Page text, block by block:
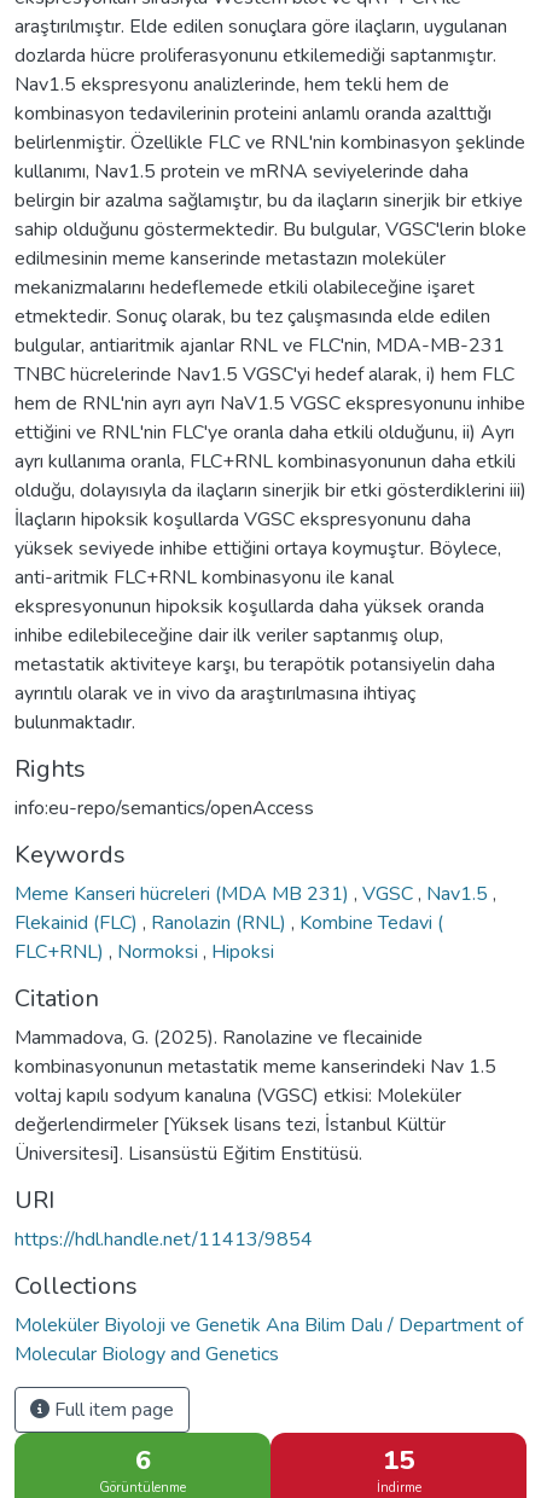
araştırılmıştır. Elde edilen sonuçlara göre ilaçların, uygulanan
dozlarda hücre proliferasyonunu etkilemediği saptanmıştır.
Nav1.5 ekspresyonu analizlerinde, hem tekli hem de
kombinasyon tedavilerinin proteini anlamlı oranda azalttığı
belirlenmiştir. Özellikle FLC ve RNL'nin kombinasyon şeklinde
kullanımı, Nav1.5 protein ve mRNA seviyelerinde daha
belirgin bir azalma sağlamıştır, bu da ilaçların sinerjik bir etkiye
sahip olduğunu göstermektedir. Bu bulgular, VGSC'lerin bloke
edilmesinin meme kanserinde metastazın moleküler
mekanizmalarını hedeflemede etkili olabileceğine işaret
etmektedir. Sonuç olarak, bu tez çalışmasında elde edilen
bulgular, antiaritmik ajanlar RNL ve FLC'nin, MDA-MB-231
TNBC hücrelerinde Nav1.5 VGSC'yi hedef alarak, i) hem FLC
hem de RNL'nin ayrı ayrı NaV1.5 VGSC ekspresyonunu inhibe
ettiğini ve RNL'nin FLC'ye oranla daha etkili olduğunu, ii) Ayrı
ayrı kullanıma oranla, FLC+RNL kombinasyonunun daha etkili
olduğu, dolayısıyla da ilaçların sinerjik bir etki gösterdiklerini iii)
İlaçların hipoksik koşullarda VGSC ekspresyonunu daha
yüksek seviyede inhibe ettiğini ortaya koymuştur. Böylece,
anti-aritmik FLC+RNL kombinasyonu ile kanal
ekspresyonunun hipoksik koşullarda daha yüksek oranda
inhibe edilebileceğine dair ilk veriler saptanmış olup,
metastatik aktiviteye karşı, bu terapötik potansiyelin daha
ayrıntılı olarak ve in vivo da araştırılmasına ihtiyaç
bulunmaktadır.
Rights
info:eu-repo/semantics/openAccess
Keywords
Meme Kanseri hücreleri (MDA MB 231) , VGSC, Nav1.5 ,
Flekainid (FLC) , Ranolazin (RNL) , Kombine Tedavi (
FLC+RNL) , Normoksi , Hipoksi
Citation
Mammadova, G. (2025). Ranolazine ve flecainide
kombinasyonunun metastatik meme kanserindeki Nav 1.5
voltaj kapılı sodyum kanalına (VGSC) etkisi: Moleküler
değerlendirmeler [Yüksek lisans tezi, İstanbul Kültür
Üniversitesi]. Lisansüstü Eğitim Enstitüsü.
URI
https://hdl.handle.net/11413/9854
Collections
Moleküler Biyoloji ve Genetik Ana Bilim Dalı / Department of
Molecular Biology and Genetics
Full item page
6
Görüntülenme
15
İndirme